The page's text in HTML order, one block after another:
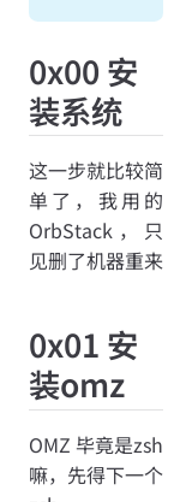
0x00 安
装系统
这一步就比较简
单了，我用的
OrbStack，只
见删了机器重来
0x01 安
装omz
OMZ 毕竟是zsh
嘛，先得下一个